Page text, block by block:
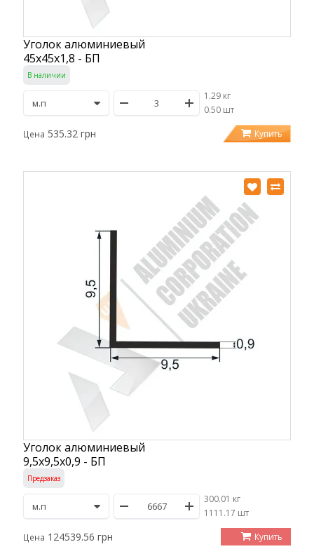
Уголок алюминиевый
45х45х1,8 - БП
В наличии
1.29 кг
/0.50 шт
Цена 535.32 грн Купить
Уголок алюминиевый
9,5х9,5х0,9 - БП
Предзаказ
300.01 кг
/1111.17 шт
Цена 124539.56 грн Купить